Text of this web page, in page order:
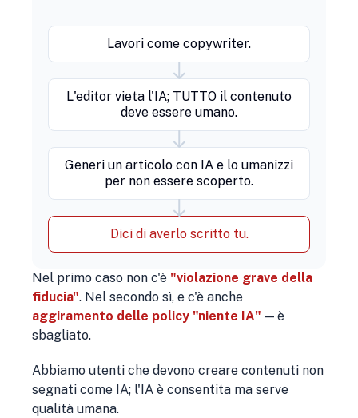
Lavori come copywriter.
L'editor vieta l'IA; TUTTO il contenuto
deve essere umano.
Generi un articolo con IA e lo umanizzi
per non essere scoperto.
Dici di averlo scritto tu.
Nel primo caso non c'è "violazione grave della
fiducia". Nel secondo sì, e c'è anche
aggiramento delle policy "niente IA" — è
sbagliato.
Abbiamo utenti che devono creare contenuti non
segnati come IA; l'IA è consentita ma serve
qualità umana.